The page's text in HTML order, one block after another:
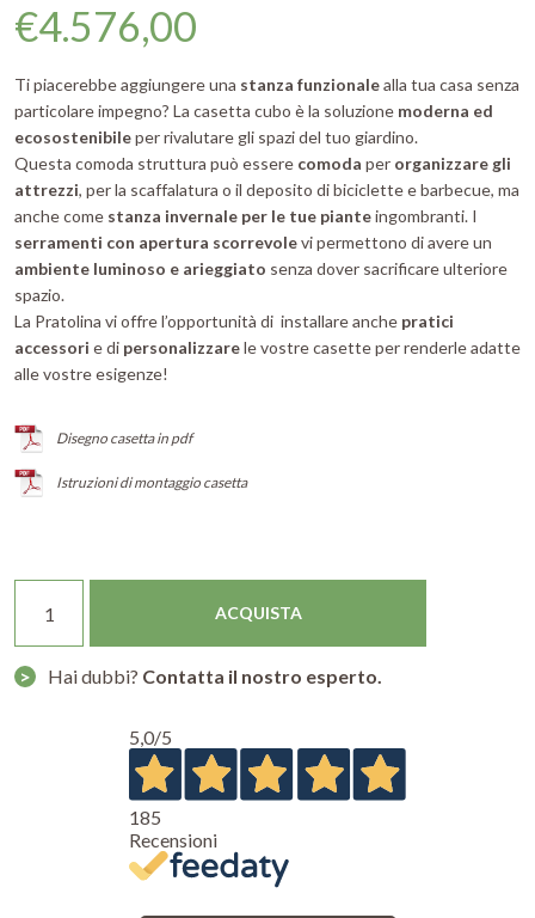
€4.576,00
Ti piacerebbe aggiungere una stanza funzionalealla tua casa senza
particolare impegno? La casetta cubo è la soluzione moderna ed
ecosostenibileper rivalutare gli spazi del tuo giardino.
Questa comoda struttura può essere comoda per organizzare gli
attrezzi, per la scaffalatura o il deposito di biciclette e barbecue, ma
anche come stanza invernale per le tue pianteingombranti. I
serramenti con apertura scorrevolevi permettono di avere un
ambiente luminoso e arieggiato senza dover sacrificare ulteriore
spazio.
La Pratolina vi offre l’opportunità di installare anche pratici
accessori e di personalizzarele vostre casette per renderle adatte
alle vostre esigenze!
Disegno casetta in pdf
Istruzioni di montaggio casetta
ACQUISTA
> Hai dubbi? Contatta il nostro esperto.
5,0/5
185
Recensioni